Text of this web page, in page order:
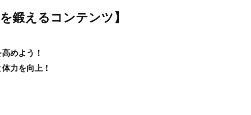
鍛えるコンテンツ】
めよう！
力を向上！